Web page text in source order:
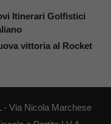
Itinerari Golfistici
vittoria al Rocket
- Via Nicola Marchese